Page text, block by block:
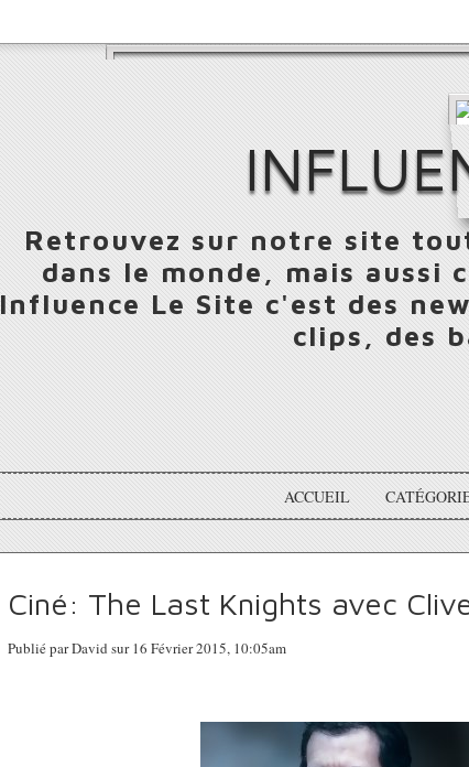
Retrouvez sur notre site
dans le monde, mais aussi
Influence Le Site c'est des
clips, des
ACCUEIL
Ciné: The Last Knights avec
Publié par David sur 16 Février 2015, 10:05am